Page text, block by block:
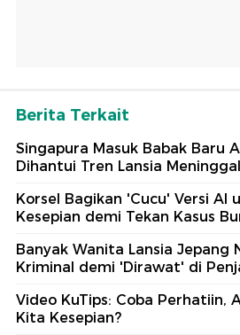
Berita Terkait
Singapura Masuk Babak Baru
Dihantui Tren Lansia
Korsel Bagikan 'Cucu' Versi AI
Kesepian demi Tekan Kasus
Banyak Wanita Lansia Jepang
Kriminal demi 'Dirawat' di
Video KuTips: Coba Perhatiin,
Kita Kesepian?